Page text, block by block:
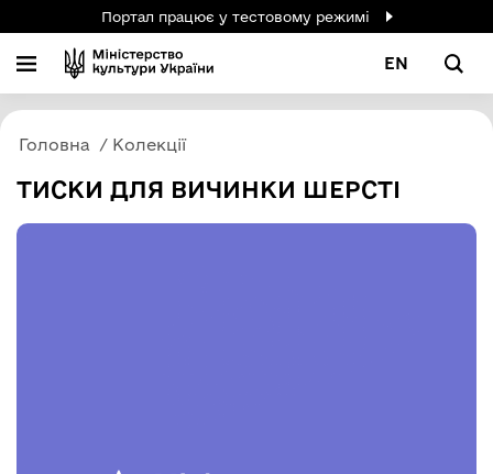
Портал працює у тестовому режимі
EN
Головна Колекції
ТИСКИ ДЛЯ ВИЧИНКИ ШЕРСТІ